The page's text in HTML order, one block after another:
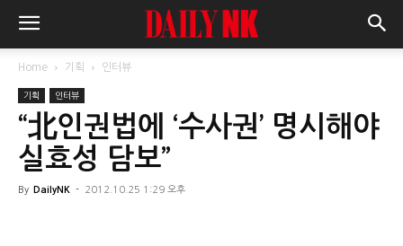
Home 기획 인터뷰
기획 인터뷰
“北인권법에 ‘수사권’ 명시해야
실효성 담보”
By DailyNK - 2012.10.25 1:29 오후